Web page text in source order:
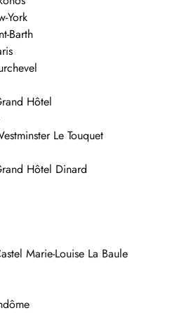
York
Barth
Hôtel
Le Touquet
Hôtel Dinard
Marie-Louise La Baule